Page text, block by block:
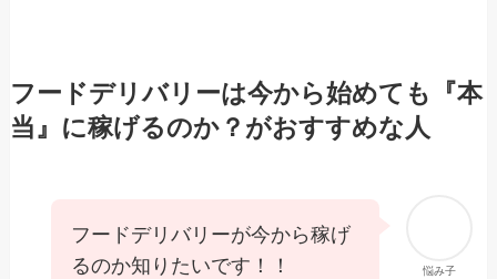
フードデリバリーは今から始めても『本
当』に稼げるのか？がおすすめな人
悩み子
フードデリバリーが今から稼げ
るのか知りたいです！！